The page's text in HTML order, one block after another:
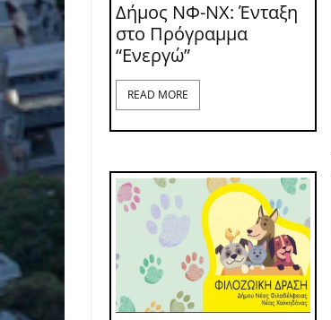
Δήμος ΝΦ-ΝΧ: Ένταξη
στο Πρόγραμμα
“Ενεργώ”
READ MORE